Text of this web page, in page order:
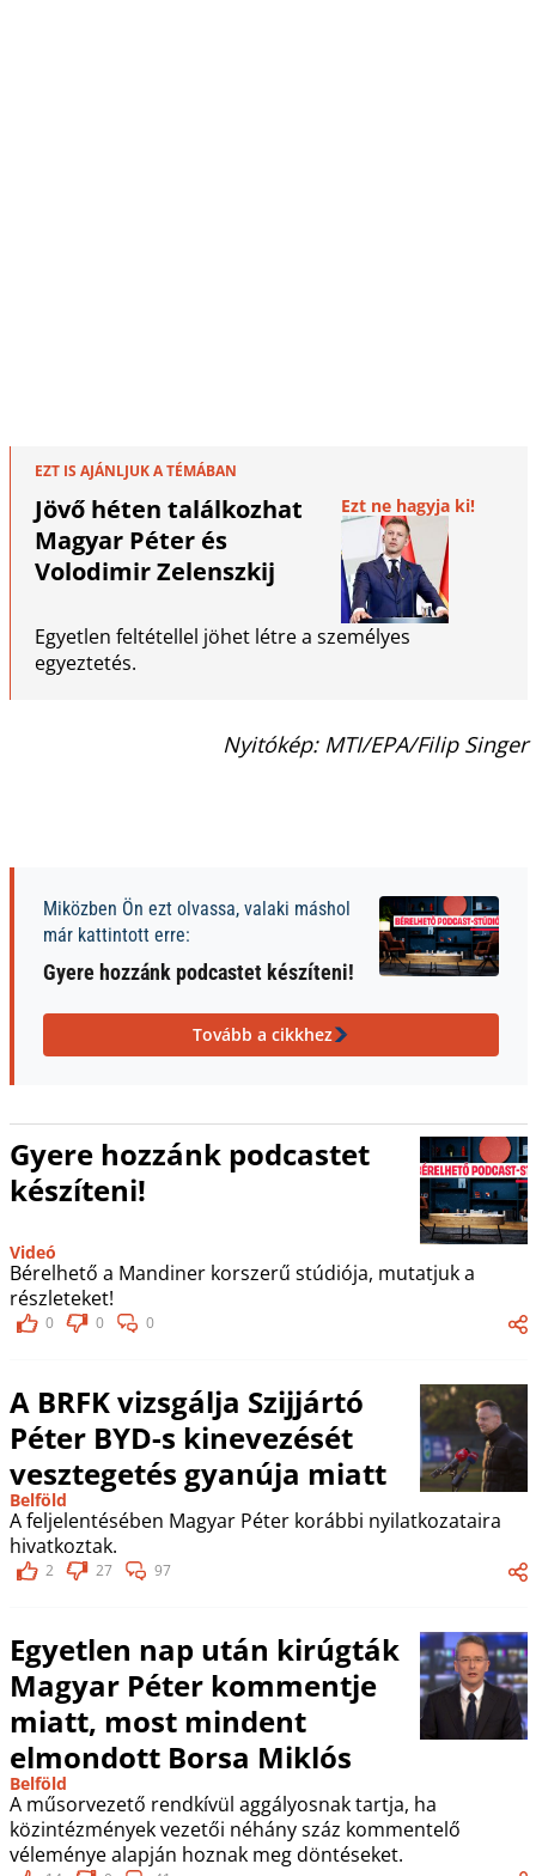
EZT IS AJÁNLJUK A TÉMÁBAN
Jövő héten találkozhat
Magyar Péter és
Volodimir Zelenszkij
Ezt ne hagyja ki!
Egyetlen feltétellel jöhet létre a személyes
egyeztetés.
Nyitókép: MTI/EPA/Filip Singer
Miközben Ön ezt olvassa, valaki máshol
már kattintott erre:
Gyere hozzánk podcastet készíteni!
Tovább a cikkhez
Gyere hozzánk podcastet
készíteni!
Videó
Bérelhető a Mandiner korszerű stúdiója, mutatjuk a
részleteket!
0 0 0
A BRFK vizsgálja Szijjártó
Péter BYD-s kinevezését
vesztegetés gyanúja miatt
Belföld
A feljelentésében Magyar Péter korábbi nyilatkozataira
hivatkoztak.
2 27 97
Egyetlen nap után kirúgták
Magyar Péter kommentje
miatt, most mindent
elmondott Borsa Miklós
Belföld
A műsorvezető rendkívül aggályosnak tartja, ha
közintézmények vezetői néhány száz kommentelő
véleménye alapján hoznak meg döntéseket.